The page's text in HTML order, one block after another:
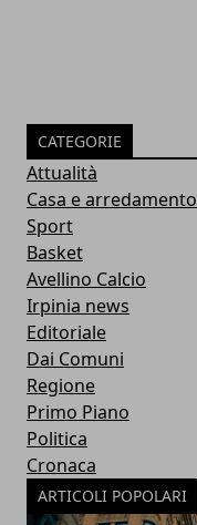
CATEGORIE
Attualità
Casa e arredamento
Sport
Basket
Avellino Calcio
Irpinia news
Editoriale
Dai Comuni
Regione
Primo Piano
Politica
Cronaca
ARTICOLI POPOLARI